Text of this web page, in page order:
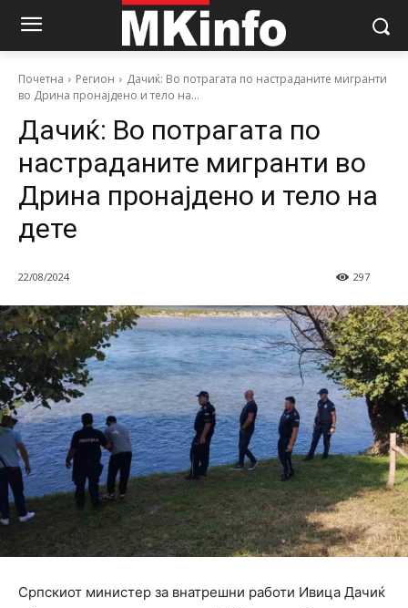
Почетна Регион
Дачиќ: Во потрагата по настраданите мигранти
во Дрина пронајдено и тело на...
Дачиќ: Во потрагата по
настраданите мигранти во
Дрина пронајдено и тело на
дете
22/08/2024 297
Српскиот министер за внатрешни работи Ивица Дачиќ